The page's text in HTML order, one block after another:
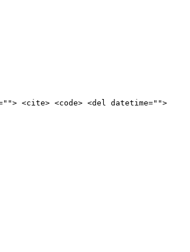
<cite> <code> <del datetime="">